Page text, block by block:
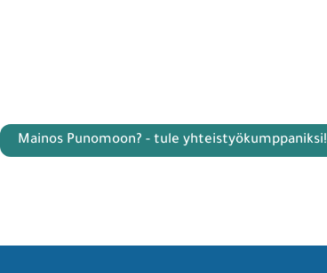
Mainos Punomoon? - tule yhteistyökumppaniksi!